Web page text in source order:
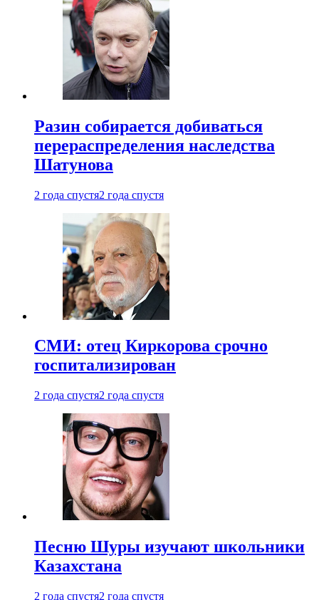
Разин собирается добиваться
перераспределения наследства
Шатунова
2 года спустя2 года спустя
СМИ: отец Киркорова срочно
госпитализирован
2 года спустя2 года спустя
Песню Шуры изучают школьники
Казахстана
2 года спустя2 года спустя